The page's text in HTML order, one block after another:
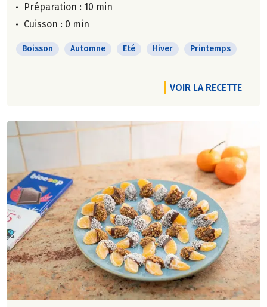
Préparation : 10 min
Cuisson : 0 min
Boisson Automne Eté Hiver Printemps
VOIR LA RECETTE